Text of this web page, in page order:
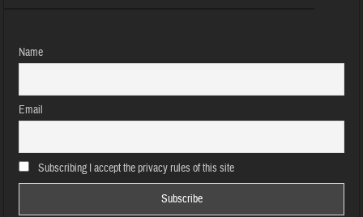
Name
Email
Subscribing I accept the privacy rules of this site